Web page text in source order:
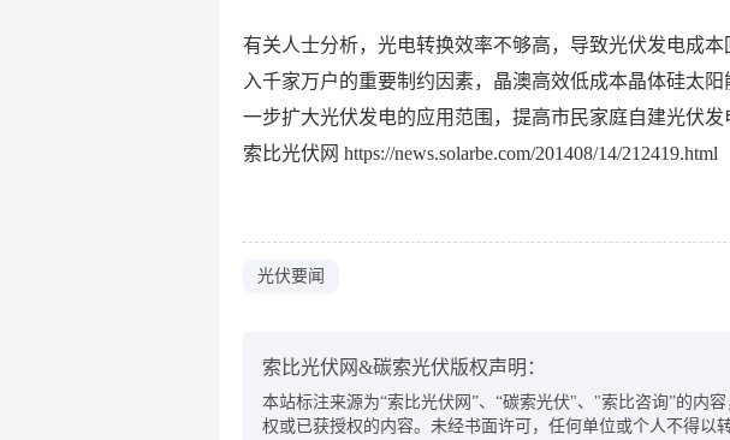
有关人士分析，光电转换效率不够高，导致光伏发电成
入千家万户的重要制约因素，晶澳高效低成本晶体硅太
一步扩大光伏发电的应用范围，提高市民家庭自建光伏发
索比光伏网 https://news.solarbe.com/201408/14/212419.html
光伏要闻
索比光伏网&碳索光伏版权声明：
本站标注来源为“索比光伏网”、“碳索光伏"、"索比咨询”的内容
权或已获授权的内容。未经书面许可，任何单位或个人不得以